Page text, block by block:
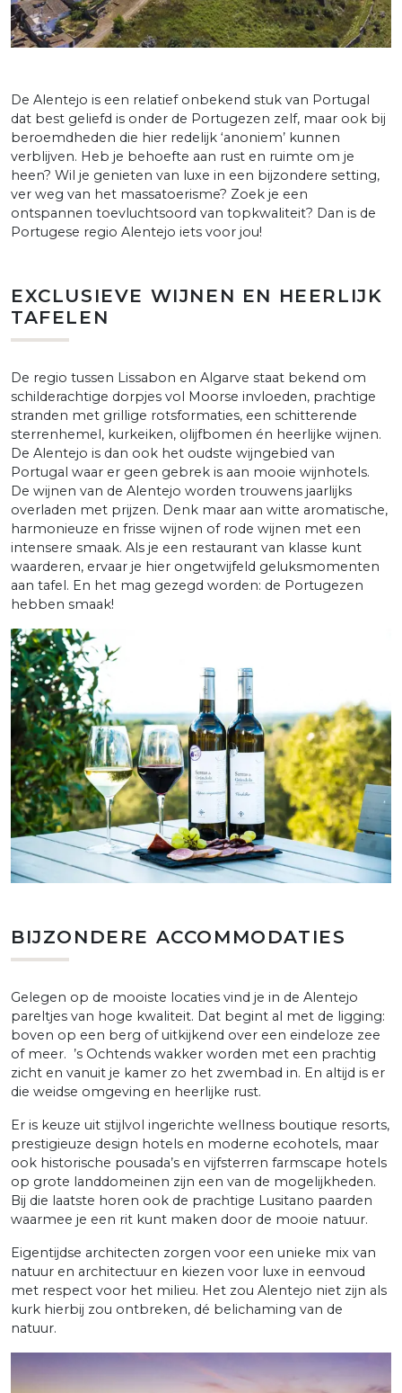
De Alentejo is een relatief onbekend stuk van Portugal
dat best geliefd is onder de Portugezen zelf, maar ook bij
beroemdheden die hier redelijk ‘anoniem’ kunnen
verblijven. Heb je behoefte aan rust en ruimte om je
heen? Wil je genieten van luxe in een bijzondere setting,
ver weg van het massatoerisme? Zoek je een
ontspannen toevluchtsoord van topkwaliteit? Dan is de
Portugese regio Alentejo iets voor jou!
EXCLUSIEVE WIJNEN EN HEERLIJK
TAFELEN
De regio tussen Lissabon en Algarve staat bekend om
schilderachtige dorpjes vol Moorse invloeden, prachtige
stranden met grillige rotsformaties, een schitterende
sterrenhemel, kurkeiken, olijfbomen én heerlijke wijnen.
De Alentejo is dan ook het oudste wijngebied van
Portugal waar er geen gebrek is aan mooie wijnhotels.
De wijnen van de Alentejo worden trouwens jaarlijks
overladen met prijzen. Denk maar aan witte aromatische,
harmonieuze en frisse wijnen of rode wijnen met een
intensere smaak. Als je een restaurant van klasse kunt
waarderen, ervaar je hier ongetwijfeld geluksmomenten
aan tafel. En het mag gezegd worden: de Portugezen
hebben smaak!
BIJZONDERE ACCOMMODATIES
Gelegen op de mooiste locaties vind je in de Alentejo
pareltjes van hoge kwaliteit. Dat begint al met de ligging:
boven op een berg of uitkijkend over een eindeloze zee
of meer. ’s Ochtends wakker worden met een prachtig
zicht en vanuit je kamer zo het zwembad in. En altijd is er
die weidse omgeving en heerlijke rust.
Er is keuze uit stijlvol ingerichte wellness boutique resorts,
prestigieuze design hotels en moderne ecohotels, maar
ook historische pousada’s en vijfsterren farmscape hotels
op grote landdomeinen zijn een van de mogelijkheden.
Bij die laatste horen ook de prachtige Lusitano paarden
waarmee je een rit kunt maken door de mooie natuur.
Eigentijdse architecten zorgen voor een unieke mix van
natuur en architectuur en kiezen voor luxe in eenvoud
met respect voor het milieu. Het zou Alentejo niet zijn als
kurk hierbij zou ontbreken, dé belichaming van de
natuur.